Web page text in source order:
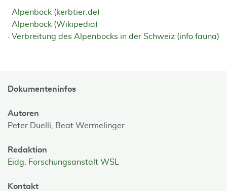
Alpenbock (kerbtier.de)
Alpenbock (Wikipedia)
Verbreitung des Alpenbocks in der Schweiz (info fauna)
Dokumenteninfos
Autoren
Peter Duelli,
Beat Wermelinger
Redaktion
Eidg. Forschungsanstalt WSL
Kontakt